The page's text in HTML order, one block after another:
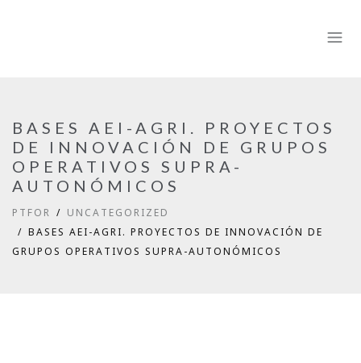
BASES AEI-AGRI. PROYECTOS
DE INNOVACIÓN DE GRUPOS
OPERATIVOS SUPRA-
AUTONÓMICOS
PTFOR
UNCATEGORIZED
BASES AEI-AGRI. PROYECTOS DE INNOVACIÓN DE
GRUPOS OPERATIVOS SUPRA-AUTONÓMICOS